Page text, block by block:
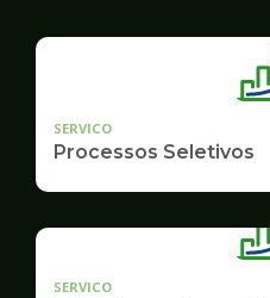
SERVICO
Processos Seletivos
SERVICO